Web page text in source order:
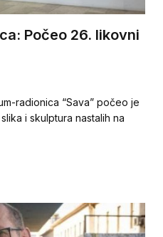
Počeo 26. likovni
radionica “Sava” počeo je
i skulptura nastalih na